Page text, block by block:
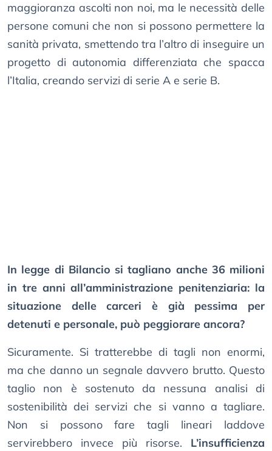
maggioranza ascolti non noi, ma le necessità delle
persone comuni che non si possono permettere la
sanità privata, smettendo tra l’altro di inseguire un
progetto di autonomia differenziata che spacca
l’Italia, creando servizi di serie A e serie B.
In legge di Bilancio si tagliano anche 36 milioni
in tre anni all’amministrazione penitenziaria: la
situazione delle carceri è già pessima per
detenuti e personale, può peggiorare ancora?
Sicuramente. Si tratterebbe di tagli non enormi,
ma che danno un segnale davvero brutto. Questo
taglio non è sostenuto da nessuna analisi di
sostenibilità dei servizi che si vanno a tagliare.
Non si possono fare tagli lineari laddove
servirebbero invece più risorse. L’insufficienza